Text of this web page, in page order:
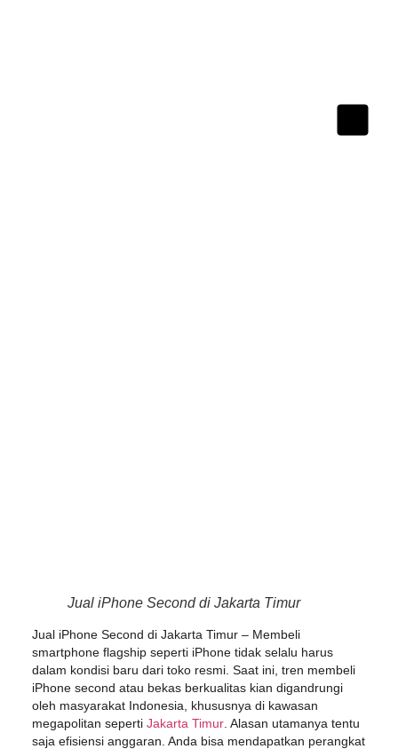
Jual iPhone Second di Jakarta Timur
Jual iPhone Second di Jakarta Timur – Membeli
smartphone flagship seperti iPhone tidak selalu harus
dalam kondisi baru dari toko resmi. Saat ini, tren membeli
iPhone second atau bekas berkualitas kian digandrungi
oleh masyarakat Indonesia, khususnya di kawasan
megapolitan seperti Jakarta Timur. Alasan utamanya tentu
saja efisiensi anggaran. Anda bisa mendapatkan perangkat